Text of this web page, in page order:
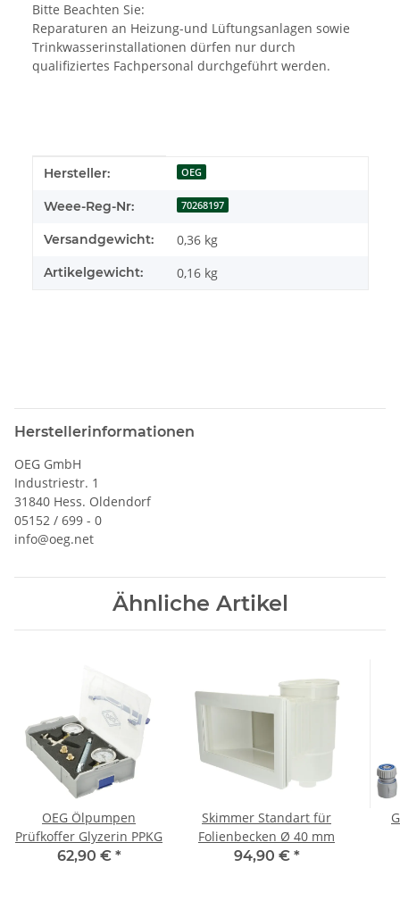
Bitte Beachten Sie:
Reparaturen an Heizung-und Lüftungsanlagen sowie
Trinkwasserinstallationen dürfen nur durch
qualifiziertes Fachpersonal durchgeführt werden.
Produkteigenschaft
Wert
Hersteller: OEG
Weee-Reg-Nr: 70268197
Versandgewicht: 0,36 kg
Artikelgewicht: 0,16 kg
Herstellerinformationen
OEG GmbH
Industriestr. 1
31840 Hess. Oldendorf
05152 / 699 - 0
info@oeg.net
Ähnliche Artikel
OEG Ölpumpen
Prüfkoffer Glyzerin PPKG
62,90 € *
Skimmer Standart für
Folienbecken Ø 40 mm
94,90 € *